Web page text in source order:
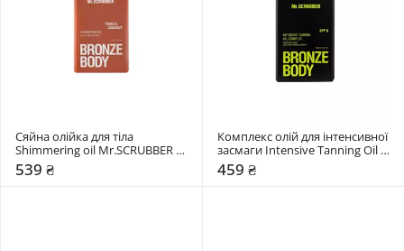
Сяйна олійка для тіла
Shimmering oil Mr.SCRUBBER
150 мл
539 ₴
Комплекс олій для інтенсивної
засмаги Intensive Tanning Oil
459 ₴